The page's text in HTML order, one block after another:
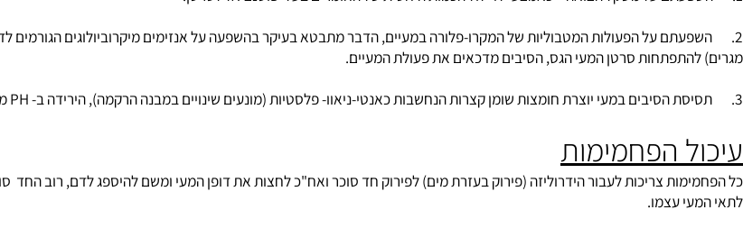
מעי הגס: סיבים כנראה בעלי פוטנציאל לעכב התפתחות סרטן
על הפעולות המטבוליות של המקרו-פלורה במעיים, הדבר מתבטא בעיקר בהשפעה על אנזימים מיקרוביולוגים הגורמים
הפחמימות